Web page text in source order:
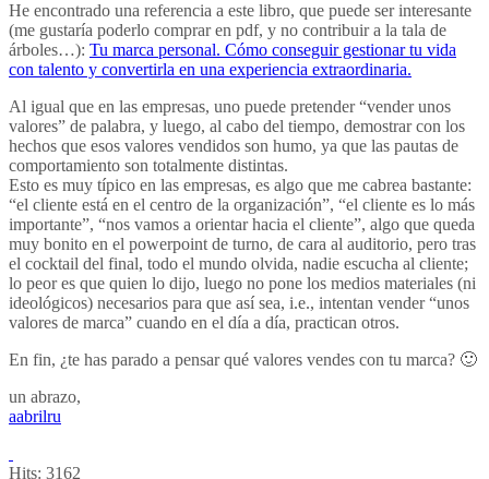
He encontrado una referencia a este libro, que puede ser interesante
(me gustaría poderlo comprar en pdf, y no contribuir a la tala de
árboles…): Tu marca personal. Cómo conseguir gestionar tu vida
con talento y convertirla en una experiencia extraordinaria.
Al igual que en las empresas, uno puede pretender “vender unos
valores” de palabra, y luego, al cabo del tiempo, demostrar con los
hechos que esos valores vendidos son humo, ya que las pautas de
comportamiento son totalmente distintas.
Esto es muy típico en las empresas, es algo que me cabrea bastante:
“el cliente está en el centro de la organización”, “el cliente es lo más
importante”, “nos vamos a orientar hacia el cliente”, algo que queda
muy bonito en el powerpoint de turno, de cara al auditorio, pero tras
el cocktail del final, todo el mundo olvida, nadie escucha al cliente;
lo peor es que quien lo dijo, luego no pone los medios materiales (ni
ideológicos) necesarios para que así sea, i.e., intentan vender “unos
valores de marca” cuando en el día a día, practican otros.
En fin, ¿te has parado a pensar qué valores vendes con tu marca? 🙂
un abrazo,
aabrilru
Hits: 3162